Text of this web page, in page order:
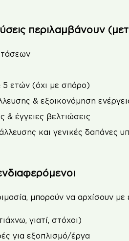
περιλαμβάνουν
5 ετών (όχι με σπόρο)
& εξοικονόμηση
& έγγειες βελτιώσεις
και γενικές δαπάνες
μπορούν να αρχίσουν
γιατί, στόχοι)
για εξοπλισμό/έργα